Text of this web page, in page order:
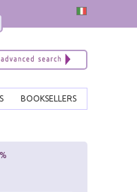
BOOKSELLERS
x